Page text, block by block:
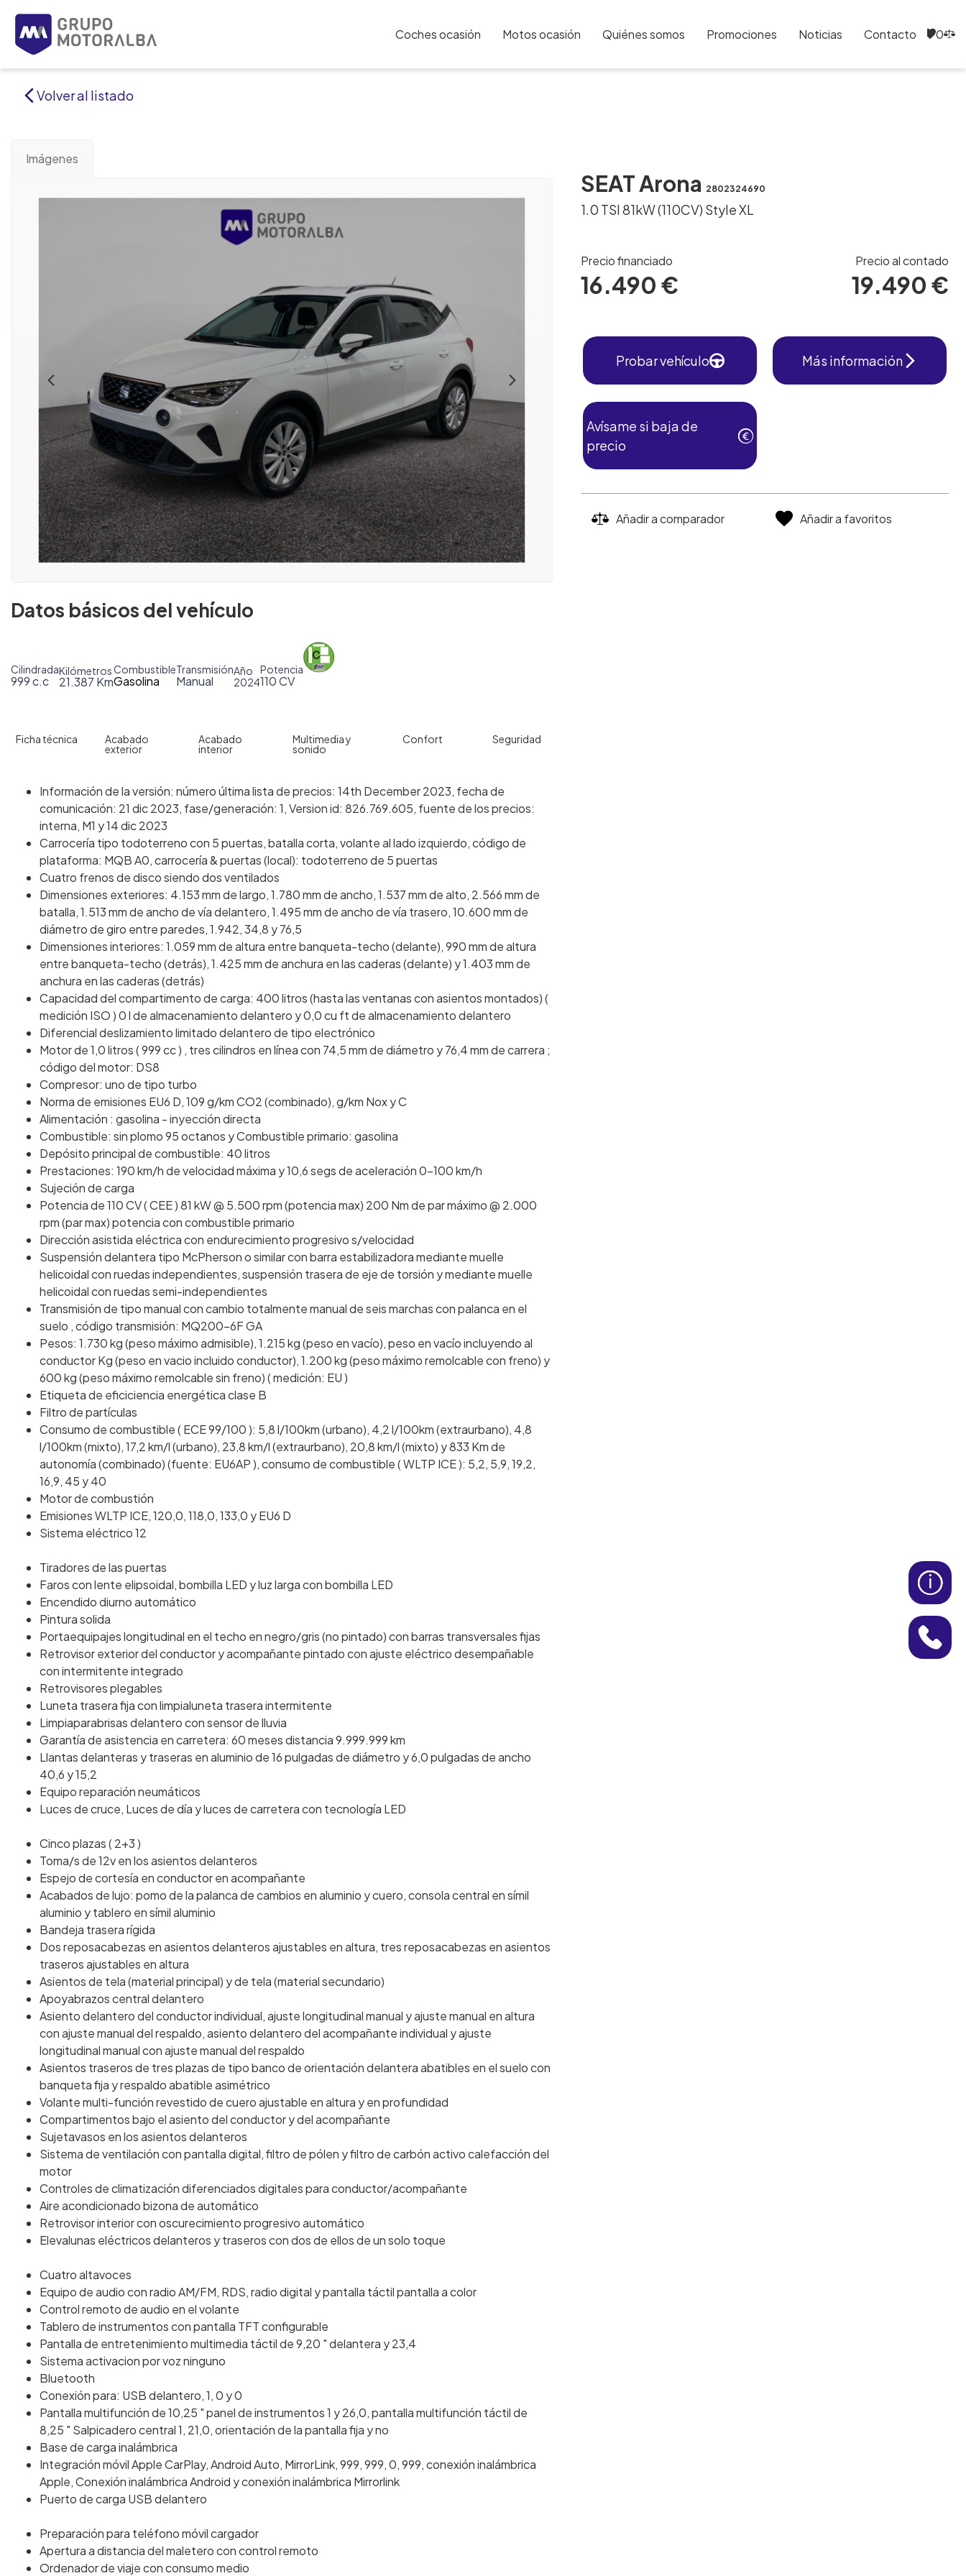
Coches ocasión Motos ocasión Quiénes somos Promociones Noticias Contacto 0
Volver al listado
Imágenes
SEAT Arona 2802324690
1.0 TSI 81kW (110CV) Style XL
Precio financiado
16.490 €
Precio al contado
19.490 €
Probar vehículo Más información
Avísame si baja de
precio
Añadir a comparador Añadir a favoritos
Datos básicos del vehículo
Cilindrada
999 c.c
Kilómetros
21.387 Km
Combustible
Gasolina
Transmisión
Manual
Año
2024
Potencia
110 CV
Ficha técnica
Información de la versión: número última lista de precios: 14th December 2023, fecha de
comunicación: 21 dic 2023, fase/generación: 1, Version id: 826.769.605, fuente de los precios:
interna, M1 y 14 dic 2023
Carrocería tipo todoterreno con 5 puertas, batalla corta, volante al lado izquierdo, código de
plataforma: MQB A0, carrocería & puertas (local): todoterreno de 5 puertas
Cuatro frenos de disco siendo dos ventilados
Dimensiones exteriores: 4.153 mm de largo, 1.780 mm de ancho, 1.537 mm de alto, 2.566 mm de
batalla, 1.513 mm de ancho de vía delantero, 1.495 mm de ancho de vía trasero, 10.600 mm de
diámetro de giro entre paredes, 1.942, 34,8 y 76,5
Dimensiones interiores: 1.059 mm de altura entre banqueta-techo (delante), 990 mm de altura
entre banqueta-techo (detrás), 1.425 mm de anchura en las caderas (delante) y 1.403 mm de
anchura en las caderas (detrás)
Capacidad del compartimento de carga: 400 litros (hasta las ventanas con asientos montados) (
medición ISO ) 0 l de almacenamiento delantero y 0,0 cu ft de almacenamiento delantero
Diferencial deslizamiento limitado delantero de tipo electrónico
Motor de 1,0 litros ( 999 cc ) , tres cilindros en línea con 74,5 mm de diámetro y 76,4 mm de carrera ;
código del motor: DS8
Compresor: uno de tipo turbo
Norma de emisiones EU6 D, 109 g/km CO2 (combinado), g/km Nox y C
Alimentación : gasolina - inyección directa
Combustible: sin plomo 95 octanos y Combustible primario: gasolina
Depósito principal de combustible: 40 litros
Prestaciones: 190 km/h de velocidad máxima y 10,6 segs de aceleración 0-100 km/h
Sujeción de carga
Potencia de 110 CV ( CEE ) 81 kW @ 5.500 rpm (potencia max) 200 Nm de par máximo @ 2.000
rpm (par max) potencia con combustible primario
Dirección asistida eléctrica con endurecimiento progresivo s/velocidad
Suspensión delantera tipo McPherson o similar con barra estabilizadora mediante muelle
helicoidal con ruedas independientes, suspensión trasera de eje de torsión y mediante muelle
helicoidal con ruedas semi-independientes
Transmisión de tipo manual con cambio totalmente manual de seis marchas con palanca en el
suelo , código transmisión: MQ200-6F GA
Pesos: 1.730 kg (peso máximo admisible), 1.215 kg (peso en vacío), peso en vacío incluyendo al
conductor Kg (peso en vacio incluido conductor), 1.200 kg (peso máximo remolcable con freno) y
600 kg (peso máximo remolcable sin freno) ( medición: EU )
Etiqueta de eficiciencia energética clase B
Filtro de partículas
Consumo de combustible ( ECE 99/100 ): 5,8 l/100km (urbano), 4,2 l/100km (extraurbano), 4,8
l/100km (mixto), 17,2 km/l (urbano), 23,8 km/l (extraurbano), 20,8 km/l (mixto) y 833 Km de
autonomía (combinado) (fuente: EU6AP ), consumo de combustible ( WLTP ICE ): 5,2, 5,9, 19,2,
16,9, 45 y 40
Motor de combustión
Emisiones WLTP ICE, 120,0, 118,0, 133,0 y EU6 D
Sistema eléctrico 12
Acabado
exterior
Tiradores de las puertas
Faros con lente elipsoidal, bombilla LED y luz larga con bombilla LED
Encendido diurno automático
Pintura solida
Portaequipajes longitudinal en el techo en negro/gris (no pintado) con barras transversales fijas
Retrovisor exterior del conductor y acompañante pintado con ajuste eléctrico desempañable
con intermitente integrado
Retrovisores plegables
Luneta trasera fija con limpialuneta trasera intermitente
Limpiaparabrisas delantero con sensor de lluvia
Garantía de asistencia en carretera: 60 meses distancia 9.999.999 km
Llantas delanteras y traseras en aluminio de 16 pulgadas de diámetro y 6,0 pulgadas de ancho
40,6 y 15,2
Equipo reparación neumáticos
Luces de cruce, Luces de día y luces de carretera con tecnología LED
Acabado
interior
Cinco plazas ( 2+3 )
Toma/s de 12v en los asientos delanteros
Espejo de cortesía en conductor en acompañante
Acabados de lujo: pomo de la palanca de cambios en aluminio y cuero, consola central en símil
aluminio y tablero en símil aluminio
Bandeja trasera rígida
Dos reposacabezas en asientos delanteros ajustables en altura, tres reposacabezas en asientos
traseros ajustables en altura
Asientos de tela (material principal) y de tela (material secundario)
Apoyabrazos central delantero
Asiento delantero del conductor individual, ajuste longitudinal manual y ajuste manual en altura
con ajuste manual del respaldo, asiento delantero del acompañante individual y ajuste
longitudinal manual con ajuste manual del respaldo
Asientos traseros de tres plazas de tipo banco de orientación delantera abatibles en el suelo con
banqueta fija y respaldo abatible asimétrico
Volante multi-función revestido de cuero ajustable en altura y en profundidad
Compartimentos bajo el asiento del conductor y del acompañante
Sujetavasos en los asientos delanteros
Sistema de ventilación con pantalla digital, filtro de pólen y filtro de carbón activo calefacción del
motor
Controles de climatización diferenciados digitales para conductor/acompañante
Aire acondicionado bizona de automático
Retrovisor interior con oscurecimiento progresivo automático
Elevalunas eléctricos delanteros y traseros con dos de ellos de un solo toque
Multimedia y
sonido
Cuatro altavoces
Equipo de audio con radio AM/FM, RDS, radio digital y pantalla táctil pantalla a color
Control remoto de audio en el volante
Tablero de instrumentos con pantalla TFT configurable
Pantalla de entretenimiento multimedia táctil de 9,20 " delantera y 23,4
Sistema activacion por voz ninguno
Bluetooth
Conexión para: USB delantero, 1, 0 y 0
Pantalla multifunción de 10,25 " panel de instrumentos 1 y 26,0, pantalla multifunción táctil de
8,25 " Salpicadero central 1, 21,0, orientación de la pantalla fija y no
Base de carga inalámbrica
Integración móvil Apple CarPlay, Android Auto, MirrorLink, 999, 999, 0, 999, conexión inalámbrica
Apple, Conexión inalámbrica Android y conexión inalámbrica Mirrorlink
Puerto de carga USB delantero
Confort
Preparación para teléfono móvil cargador
Apertura a distancia del maletero con control remoto
Ordenador de viaje con consumo medio
Seguridad